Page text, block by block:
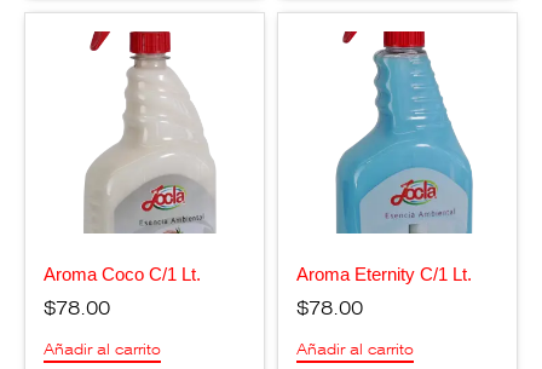
Aroma Coco C/1 Lt.
$78.00
Añadir al carrito
Aroma Eternity C/1 Lt.
$78.00
Añadir al carrito